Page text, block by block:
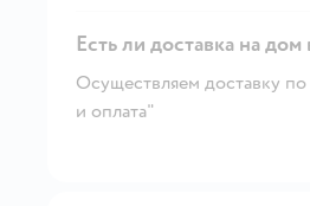
Есть ли доставка на
Осуществляем доставку
и оплата"